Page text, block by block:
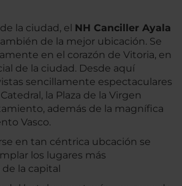
la ciudad, el NH Canciller Ayala
de la mejor ubicación. Se
en el corazón de Vitoria, en
de la ciudad. Desde aquí
sencillamente espectaculares
la Plaza de la Virgen
además de la magnífica
Vasco.
en tan céntrica ubcación se
los lugares más
la capital